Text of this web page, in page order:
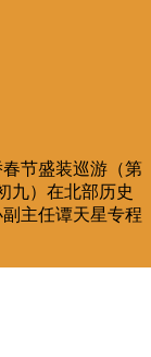
节盛装巡游（第
九）在北部历史
主任谭天星专程